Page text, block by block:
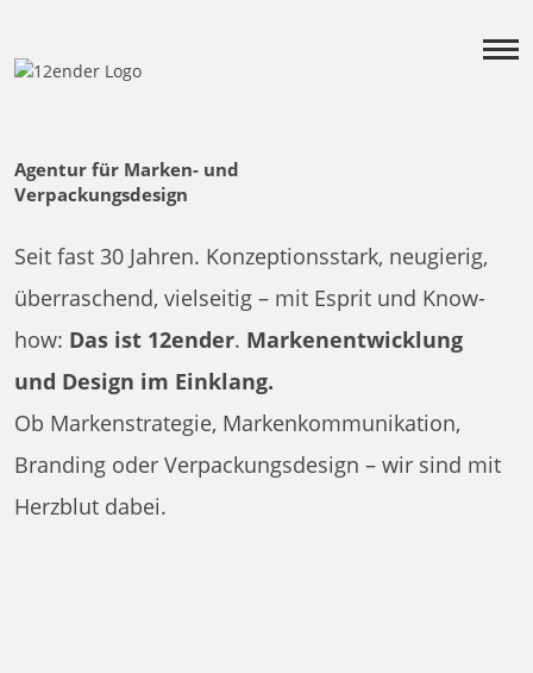
Agentur für Marken- und
Verpackungsdesign
Seit fast 30 Jahren. Konzeptionsstark, neugierig,
überraschend, vielseitig – mit Esprit und Know-
how: Das ist 12ender. Markenentwicklung
und Design im Einklang.
Ob Markenstrategie, Markenkommunikation,
Branding oder Verpackungsdesign – wir sind mit
Herzblut dabei.